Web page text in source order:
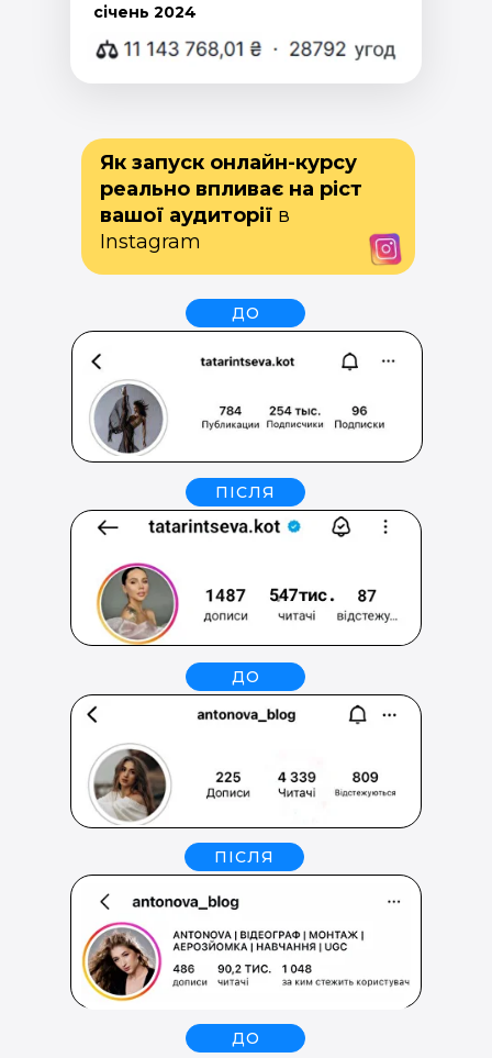
січень 2024
Як запуск онлайн-курсу
реально впливає на ріст
вашої аудиторії в
Instagram
ДО
ПІСЛЯ
ДО
ПІСЛЯ
ДО